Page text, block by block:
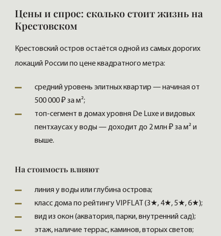
Цены и спрос: сколько стоит жизнь на
Крестовском
Крестовский остров остаётся одной из самых дорогих
локаций России по цене квадратного метра:
средний уровень элитных квартир — начиная от
500 000 ₽ за м²;
топ-сегмент в домах уровня De Luxe и видовых
пентхаусах у воды — доходит до 2 млн ₽ за м² и
выше.
На стоимость влияют
линия у воды или глубина острова;
класс дома по рейтингу VIPFLAT (3★, 4★, 5★, 6★);
вид из окон (акватория, парки, внутренний сад);
этаж, наличие террас, каминов, вторых светов;